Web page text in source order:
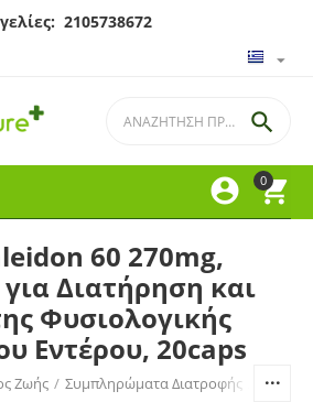
2105738672
0



60 270mg,
Διατήρηση και
Φυσιολογικής
Εντέρου, 20caps
Ζωής / Συμπληρώματα Διατροφής